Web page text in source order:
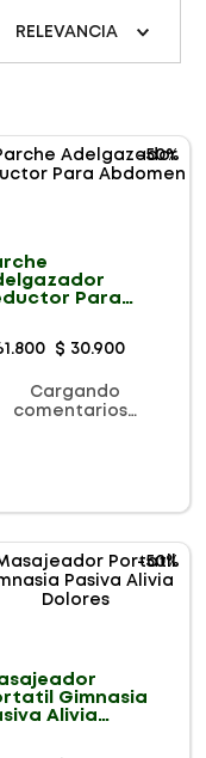
RELEVANCIA
-50%
Para
.800 $ 30.900
Cargando
comentarios…
-50%
Gimnasia
Alivia